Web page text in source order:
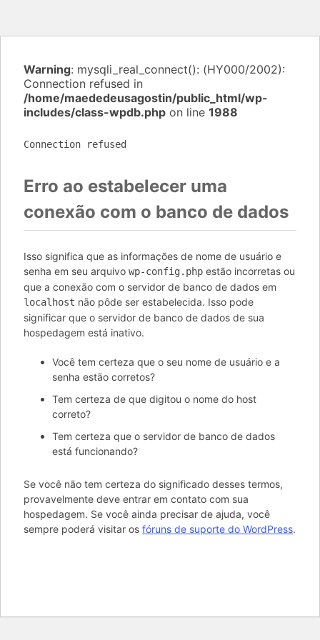
Warning: mysqli_real_connect(): (HY000/2002):
Connection refused in
/home/maededeusagostin/public_html/wp-
includes/class-wpdb.php on line 1988
Connection refused
Erro ao estabelecer uma
conexão com o banco de dados
Isso significa que as informações de nome de usuário e
senha em seu arquivo wp-config.php estão incorretas ou
que a conexão com o servidor de banco de dados em
localhost não pôde ser estabelecida. Isso pode
significar que o servidor de banco de dados de sua
hospedagem está inativo.
Você tem certeza que o seu nome de usuário e a
senha estão corretos?
Tem certeza de que digitou o nome do host
correto?
Tem certeza que o servidor de banco de dados
está funcionando?
Se você não tem certeza do significado desses termos,
provavelmente deve entrar em contato com sua
hospedagem. Se você ainda precisar de ajuda, você
sempre poderá visitar os fóruns de suporte do WordPress.